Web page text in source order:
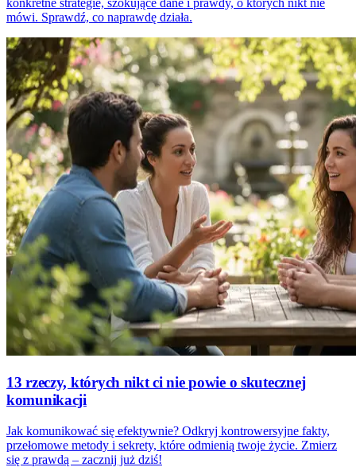
konkretne strategie, szokujące dane i prawdy, o których nikt nie
mówi. Sprawdź, co naprawdę działa.
13 rzeczy, których nikt ci nie powie o skutecznej
komunikacji
Jak komunikować się efektywnie? Odkryj kontrowersyjne fakty,
przełomowe metody i sekrety, które odmienią twoje życie. Zmierz
się z prawdą – zacznij już dziś!